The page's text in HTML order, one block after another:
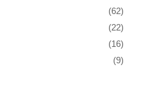
(62)
(22)
(16)
(9)